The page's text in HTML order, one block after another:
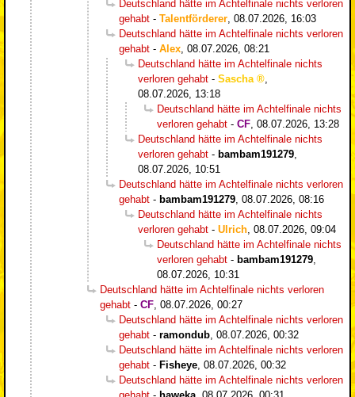
Deutschland hätte im Achtelfinale nichts verloren
gehabt - Talentförderer 08.07.2026, 16:03
Deutschland hätte im Achtelfinale nichts verloren
gehabt - Alex 08.07.2026, 08:21
Deutschland hätte im Achtelfinale nichts
verloren gehabt - Sascha
08.07.2026, 13:18
Deutschland hätte im Achtelfinale nichts
verloren gehabt - CF 08.07.2026, 13:28
Deutschland hätte im Achtelfinale nichts
verloren gehabt - bambam191279
08.07.2026, 10:51
Deutschland hätte im Achtelfinale nichts verloren
gehabt - bambam191279 08.07.2026, 08:16
Deutschland hätte im Achtelfinale nichts
verloren gehabt - Ulrich 08.07.2026, 09:04
Deutschland hätte im Achtelfinale nichts
verloren gehabt - bambam191279
08.07.2026, 10:31
Deutschland hätte im Achtelfinale nichts verloren
gehabt - CF 08.07.2026, 00:27
Deutschland hätte im Achtelfinale nichts verloren
gehabt - ramondub 08.07.2026, 00:32
Deutschland hätte im Achtelfinale nichts verloren
gehabt - Fisheye 08.07.2026, 00:32
Deutschland hätte im Achtelfinale nichts verloren